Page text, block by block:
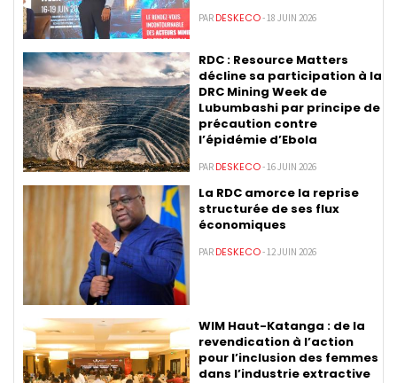
PAR DESKECO- 18 JUIN 2026
RDC : Resource Matters
décline sa participation à la
DRC Mining Week de
Lubumbashi par principe de
précaution contre
l’épidémie d’Ebola
PAR DESKECO- 16 JUIN 2026
La RDC amorce la reprise
structurée de ses flux
économiques
PAR DESKECO- 12 JUIN 2026
WIM Haut-Katanga : de la
revendication à l’action
pour l’inclusion des femmes
dans l’industrie extractive